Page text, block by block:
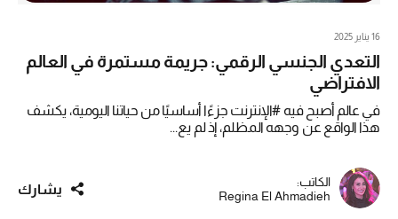
16 يناير 2025
التعدي الجنسي الرقمي: جريمة مستمرة في العالم
الافتراضي
في عالم أصبح فيه #الإنترنت جزءًا أساسيًا من حياتنا اليومية، يكشف
هذا الواقع عن وجهه المظلم، إذ لم يع...
الكاتب:
Regina El Ahmadieh
يشارك